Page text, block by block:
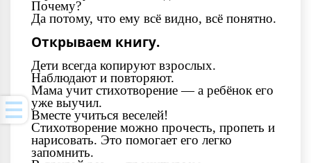
Почему?
Да потому, что ему всё видно, всё понятно.
Открываем книгу.
Дети всегда копируют взрослых.
Наблюдают и повторяют.
Мама учит стихотворение — а ребёнок его
уже выучил.
Вместе учиться веселей!
Стихотворение можно прочесть, пропеть и
нарисовать. Это помогает его легко
запомнить.